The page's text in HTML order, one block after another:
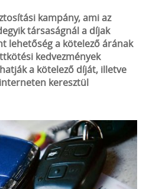
kampány, ami az
társaságnál a díjak
lehetőség a kötelező árának
kedvezmények
a kötelező díját, illetve
keresztül